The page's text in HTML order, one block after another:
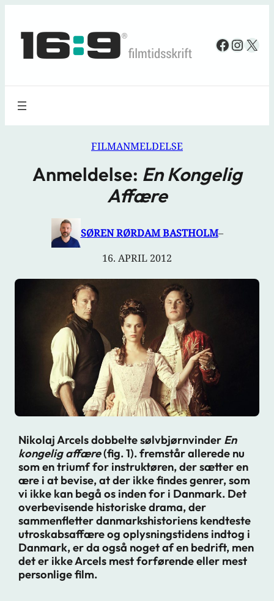
indhold
X
FILMANMELDELSE
Anmeldelse: En Kongelig
Affære
SØREN RØRDAM BASTHOLM–
16. APRIL 2012
Nikolaj Arcels dobbelte sølvbjørnvinder En
kongelig affære(fig. 1). fremstår allerede nu
som en triumf for instruktøren, der sætter en
ære i at bevise, at der ikke findes genrer, som
vi ikke kan begå os inden for i Danmark. Det
overbevisende historiske drama, der
sammenfletter danmarkshistoriens kendteste
utroskabsaffære og oplysningstidens indtog i
Danmark, er da også noget af en bedrift, men
det er ikke Arcels mest forførende eller mest
personlige film.